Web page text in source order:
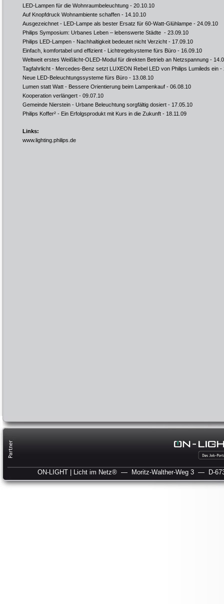
LED-Lampen für die Wohnraumbeleuchtung - 20.10.10
Auf Knopfdruck Wohnambiente schaffen - 14.10.10
Ausgezeichnet - LED-Lampe als bester Ersatz für 60-Watt-Glühlampe - 24.09.10
Philips Symposium: Urbanes Leben – lebenswerte Städte - 23.09.10
Philips LED-Lampen - Nachhaltigkeit bedeutet nicht Verzicht - 17.09.10
Einfach, komfortabel und effizient - Lichtregelsysteme fürs Büro - 16.09.10
Weltweit erstes Weißlicht-OLED-Modul für direkten Betrieb an Netzspannung -
Tagfahrlicht - Mercedes-Benz setzt LUXEON Rebel LED von Philips Lumileds ein -
Neue LED-Beleuchtungssysteme fürs Büro - 13.08.10
Lumen statt Watt - Bessere Orientierung beim Lampenkauf - 06.08.10
Kooperation verlängert - 09.07.10
Gemeinde Nierstein - Urbane Beleuchtung sorgfältig dosiert - 17.05.10
Philips Koffer² - Ein Erfolgsprodukt mit Kurs in die Zukunft - 18.11.09
Links:
www.lighting.philips.de
ON-LIGHT | Licht im Netz® — Moritz-Walther-Weg 3 — D-